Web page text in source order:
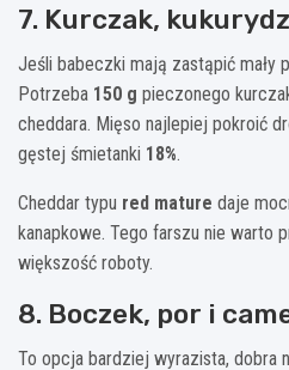
7. Kurczak,
Jeśli babeczki mają zastąpić mały
Potrzeba 150 g pieczonego
cheddara. Mięso najlepiej pokroić
gęstej śmietanki 18%.
Cheddar typu red mature daje
kanapkowe. Tego farszu nie warto
większość roboty.
8. Boczek, por i
To opcja bardziej wyrazista, dobra